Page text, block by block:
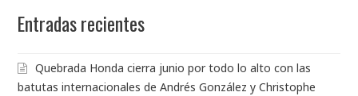
Entradas recientes
Quebrada Honda cierra junio por todo lo alto con las
batutas internacionales de Andrés González y Christophe